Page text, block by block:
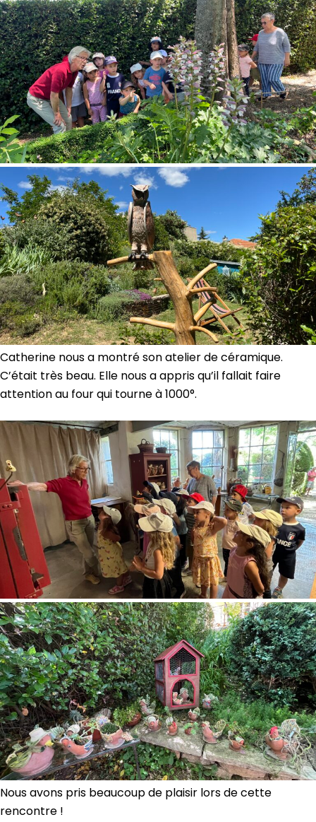
Catherine nous a montré son atelier de céramique.
C’était très beau. Elle nous a appris qu’il fallait faire
attention au four qui tourne à 1000°.
Nous avons pris beaucoup de plaisir lors de cette
rencontre !